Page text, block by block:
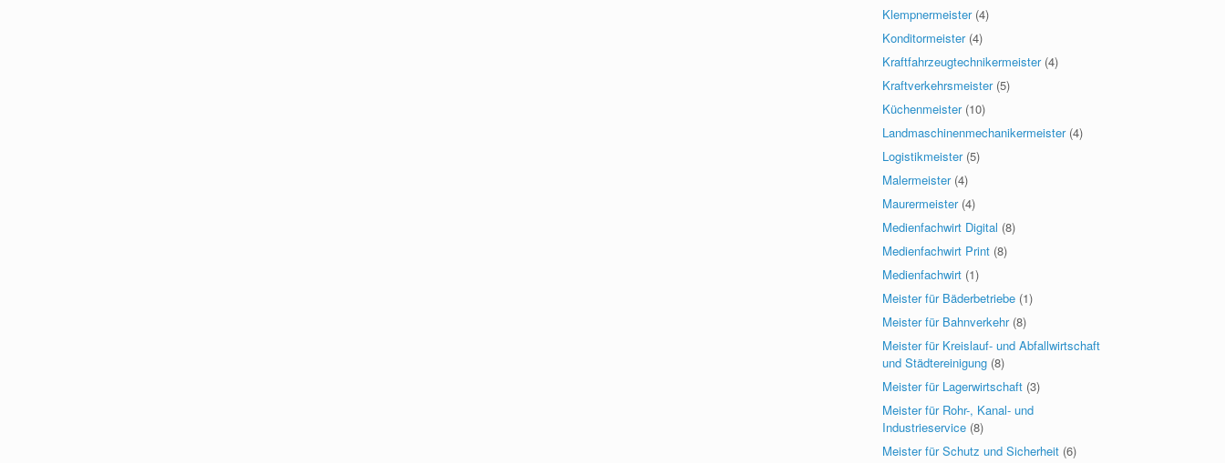
Klempnermeister (4)
Konditormeister (4)
Kraftfahrzeugtechnikermeister (4)
Kraftverkehrsmeister (5)
Küchenmeister (10)
Landmaschinenmechanikermeister (4)
Logistikmeister (5)
Malermeister (4)
Maurermeister (4)
Medienfachwirt Digital (8)
Medienfachwirt Print (8)
Medienfachwirt (1)
Meister für Bäderbetriebe (1)
Meister für Bahnverkehr (8)
Meister für Kreislauf- und Abfallwirtschaft
und Städtereinigung (8)
Meister für Lagerwirtschaft (3)
Meister für Rohr-, Kanal- und
Industrieservice (8)
Meister für Schutz und Sicherheit (6)